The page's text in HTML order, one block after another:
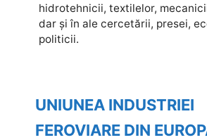
hidrotehnicii, textilelor,
dar și în ale cercetării, presei,
politicii.
UNIUNEA INDUSTRIEI
FEROVIARE DIN